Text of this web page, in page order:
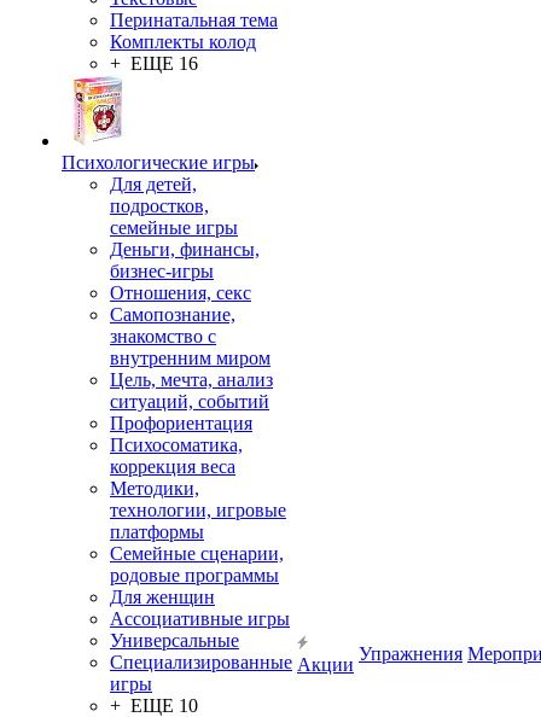
Перинатальная тема
Комплекты колод
+ ЕЩЕ 16
Психологические игры
Для детей,
подростков,
семейные игры
Деньги, финансы,
бизнес-игры
Отношения, секс
Самопознание,
знакомство с
внутренним миром
Цель, мечта, анализ
ситуаций, событий
Профориентация
Психосоматика,
коррекция веса
Методики,
технологии, игровые
платформы
Семейные сценарии,
родовые программы
Для женщин
Ассоциативные игры
Универсальные
Специализированные
игры
+ ЕЩЕ 10
Акции
Упражнения